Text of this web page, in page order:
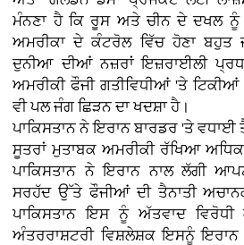
ਮੰਨਣਾ ਹੈ ਕਿ ਰੂਸ ਅਤੇ ਚੀਨ ਦੇ ਦਖਲ
ਅਮਰੀਕਾ ਦੇ ਕੰਟਰੋਲ ਵਿੱਚ ਹੋਣਾ ਬਹੁਤ
ਦੁਨੀਆ ਦੀਆਂ ਨਜ਼ਰਾਂ ਇਜ਼ਰਾਈਲੀ
ਅਮਰੀਕੀ ਫੌਜੀ ਗਤੀਵਿਧੀਆਂ 'ਤੇ
ਵੀ ਪਲ ਜੰਗ ਛਿੜਨ ਦਾ ਖਦਸ਼ਾ ਹੈ।
ਪਾਕਿਸਤਾਨ ਨੇ ਇਰਾਨ ਬਾਰਡਰ 'ਤੇ ਵਧਾਈ
ਸੂਤਰਾਂ ਮੁਤਾਬਕ ਅਮਰੀਕੀ ਰੱਖਿਆ
ਪਾਕਿਸਤਾਨ ਨੇ ਇਰਾਨ ਨਾਲ ਲੱਗੀ
ਸਰਹੱਦ ਉੱਤੇ ਫੌਜੀਆਂ ਦੀ ਤੈਨਾਤੀ
ਪਾਕਿਸਤਾਨ ਇਸ ਨੂੰ ਅੱਤਵਾਦ
ਅੰਤਰਰਾਸ਼ਟਰੀ ਵਿਸ਼ਲੇਸ਼ਕ ਇਸਨੂੰ ਇਰਾਨ